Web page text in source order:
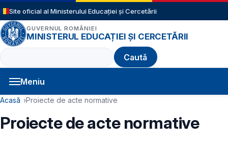
Sari la conținutul principal
Site oficial al Ministerului Educației și Cercetării
GUVERNUL ROMÂNIEI
MINISTERUL EDUCAȚIEI ȘI CERCETĂRII
Caută
Meniu
Navigație principală
Cale de navigare
Acasă Proiecte de acte normative
Proiecte de acte normative